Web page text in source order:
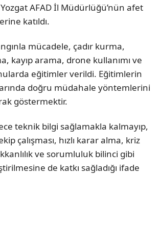
AFAD İl Müdürlüğü’nün afet
katıldı.
mücadele, çadır kurma,
kayıp arama, drone kullanımı ve
eğitimler verildi. Eğitimlerin
doğru müdahale yöntemlerini
göstermektir.
teknik bilgi sağlamakla kalmayıp,
çalışması, hızlı karar alma, kriz
ve sorumluluk bilinci gibi
de katkı sağladığı ifade